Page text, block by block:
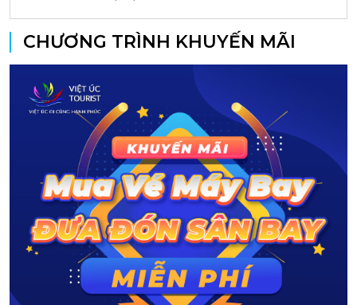
CHƯƠNG TRÌNH KHUYẾN MÃI